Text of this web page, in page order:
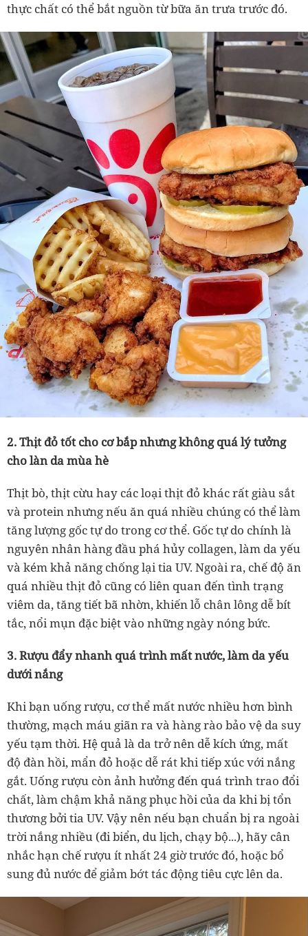
thực chất có thể bắt nguồn từ bữa ăn trưa trước đó.
2. Thịt đỏ tốt cho cơ bắp nhưng không quá lý tưởng
cho làn da mùa hè
Thịt bò, thịt cừu hay các loại thịt đỏ khác rất giàu sắt
và protein nhưng nếu ăn quá nhiều chúng có thể làm
tăng lượng gốc tự do trong cơ thể. Gốc tự do chính là
nguyên nhân hàng đầu phá hủy collagen, làm da yếu
và kém khả năng chống lại tia UV. Ngoài ra, chế độ ăn
quá nhiều thịt đỏ cũng có liên quan đến tình trạng
viêm da, tăng tiết bã nhờn, khiến lỗ chân lông dễ bít
tắc, nổi mụn đặc biệt vào những ngày nóng bức.
3. Rượu đẩy nhanh quá trình mất nước, làm da yếu
dưới nắng
Khi bạn uống rượu, cơ thể mất nước nhiều hơn bình
thường, mạch máu giãn ra và hàng rào bảo vệ da suy
yếu tạm thời. Hệ quả là da trở nên dễ kích ứng, mất
độ đàn hồi, mẩn đỏ hoặc dễ rát khi tiếp xúc với nắng
gắt. Uống rượu còn ảnh hưởng đến quá trình trao đổi
chất, làm chậm khả năng phục hồi của da khi bị tổn
thương bởi tia UV. Vậy nên nếu bạn chuẩn bị ra ngoài
trời nắng nhiều (đi biển, du lịch, chạy bộ...), hãy cân
nhắc hạn chế rượu ít nhất 24 giờ trước đó, hoặc bổ
sung đủ nước để giảm bớt tác động tiêu cực lên da.